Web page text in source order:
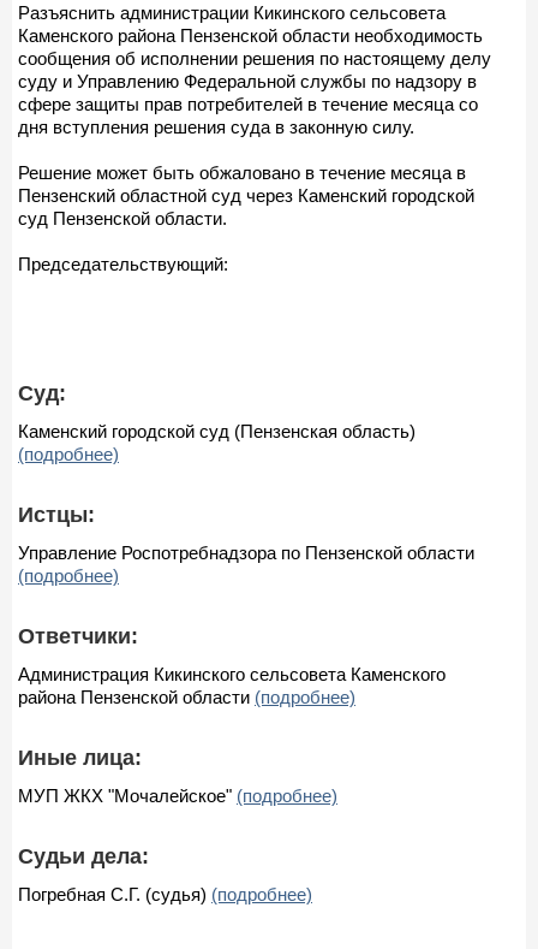
Разъяснить администрации Кикинского сельсовета
Каменского района Пензенской области необходимость
сообщения об исполнении решения по настоящему делу
суду и Управлению Федеральной службы по надзору в
сфере защиты прав потребителей в течение месяца со
дня вступления решения суда в законную силу.
Решение может быть обжаловано в течение месяца в
Пензенский областной суд через Каменский городской
суд Пензенской области.
Председательствующий:
Суд:
Каменский городской суд (Пензенская область)
(подробнее)
Истцы:
Управление Роспотребнадзора по Пензенской области
(подробнее)
Ответчики:
Администрация Кикинского сельсовета Каменского
района Пензенской области (подробнее)
Иные лица:
МУП ЖКХ "Мочалейское" (подробнее)
Судьи дела:
Погребная С.Г. (судья) (подробнее)